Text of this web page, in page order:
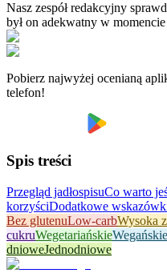
Nasz zespół redakcyjny
był on adekwatny w
Pobierz najwyżej ocenianą
telefon!
Spis treści
Przegląd jadłospisuCo warto
korzyściDodatkowe
Bez glutenuLow-carbWysoka
cukruWegetariańskieWegańskie
dnioweJednodniowe